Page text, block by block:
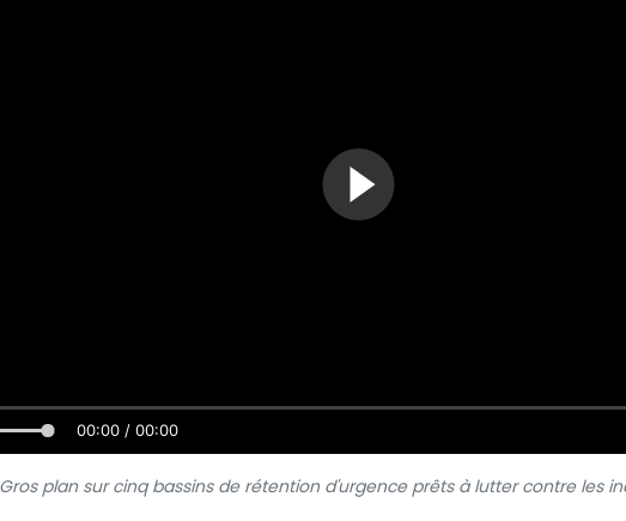
00:00 / 00:00
plan sur cinq bassins de rétention d'urgence prêts à lutter contre les